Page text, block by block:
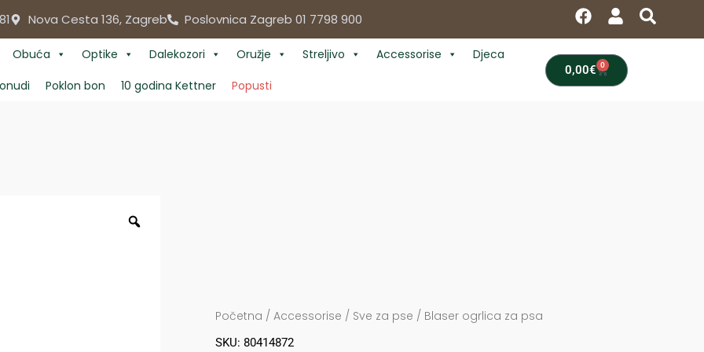
Nova Cesta 136, Zagreb Poslovnica Zagreb 01 7798 900 F
a
c
e
b
U
s
e
r
S
e
Obuća Optike Dalekozori Oružje Streljivo Accessorise
Djeca
Poklon bon 10 godina Kettner Popusti
0,00€ 0
Cart
Početna / Accessorise / Sve za pse / Blaser ogrlica za psa
SKU: 80414872